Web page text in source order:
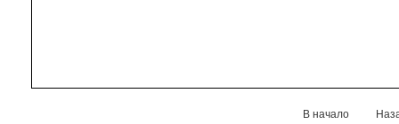
В начало